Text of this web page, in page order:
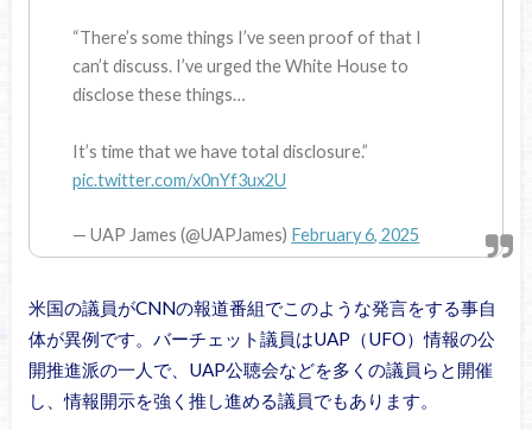
“There’s some things I’ve seen proof of that I
can’t discuss. I’ve urged the White House to
disclose these things…
It’s time that we have total disclosure.”
pic.twitter.com/x0nYf3ux2U
— UAP James (@UAPJames) February 6, 2025
米国の議員がCNNの報道番組でこのような発言をする事自
体が異例です。バーチェット議員はUAP（UFO）情報の公
開推進派の一人で、UAP公聴会などを多くの議員らと開催
し、情報開示を強く推し進める議員でもあります。